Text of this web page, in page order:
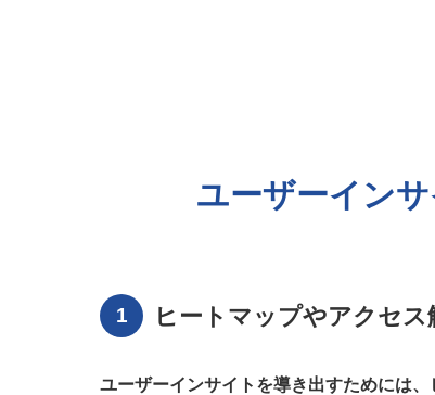
ユーザーイン
ヒートマップやアクセ
ユーザーインサイトを導き出すためには